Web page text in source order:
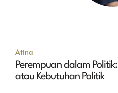
Atina
Perempuan dalam
atau Kebutuhan Politik